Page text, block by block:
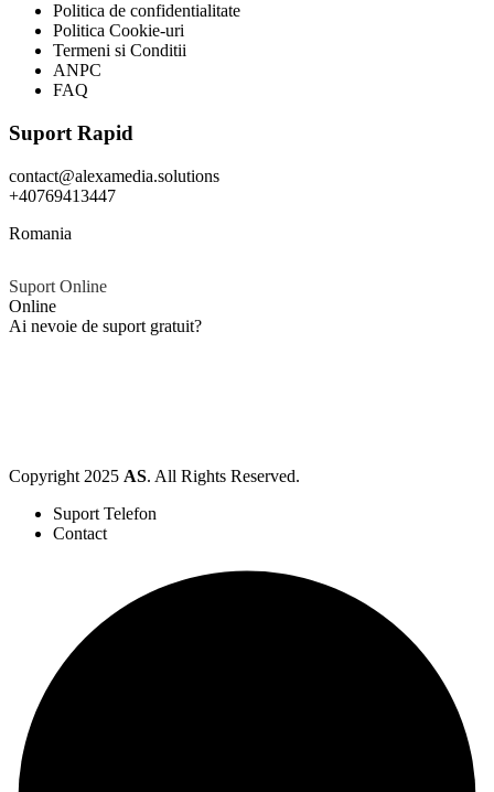
Politica de confidentialitate
Politica Cookie-uri
Termeni si Conditii
ANPC
FAQ
Suport Rapid
contact@alexamedia.solutions
+40769413447
Romania
Suport Online
Online
Ai nevoie de suport gratuit?
Copyright 2025 AS. All Rights Reserved.
Suport Telefon
Contact